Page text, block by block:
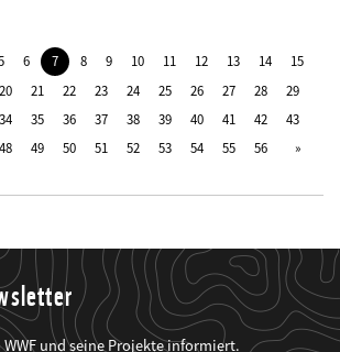
6 7 8 9 10 11 12 13 14
15
20 21 22 23 24 25 26 27 28
29
34 35 36 37 38 39 40 41 42
43
48 49 50 51 52 53 54 55 56
und seine Projekte informiert.